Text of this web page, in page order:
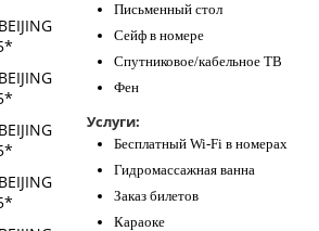
Письменный стол
Сейф в номере
Спутниковое/кабельное ТВ
Фен
Услуги:
Бесплатный Wi-Fi в номерах
Гидромассажная ванна
Заказ билетов
Караоке